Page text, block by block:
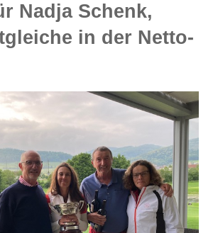
Nadja Schenk,
in der Netto-